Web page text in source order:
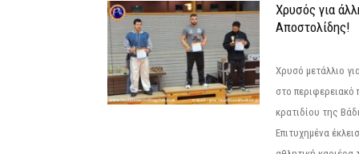
Χρυσός για
Αποστολίδης!
Χρυσό μετάλλιο
στο
κρατιδίου της
Επιτυχημένα